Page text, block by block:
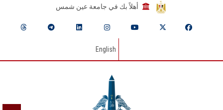
أهلاً بك في جامعة عين شمس
English